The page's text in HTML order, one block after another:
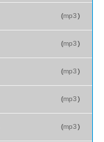
(mp3)
(mp3)
(mp3)
(mp3)
(mp3)